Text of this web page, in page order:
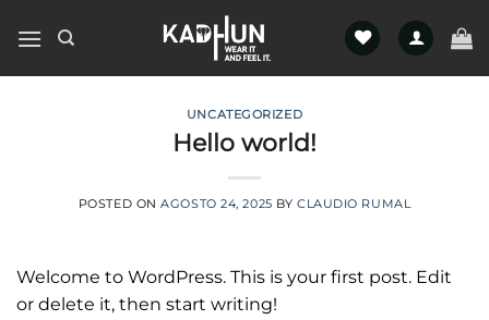
UNCATEGORIZED
Hello world!
POSTED ONAGOSTO 24, 2025 BY CLAUDIO RUMAL
Welcome to WordPress. This is your first post. Edit
or delete it, then start writing!